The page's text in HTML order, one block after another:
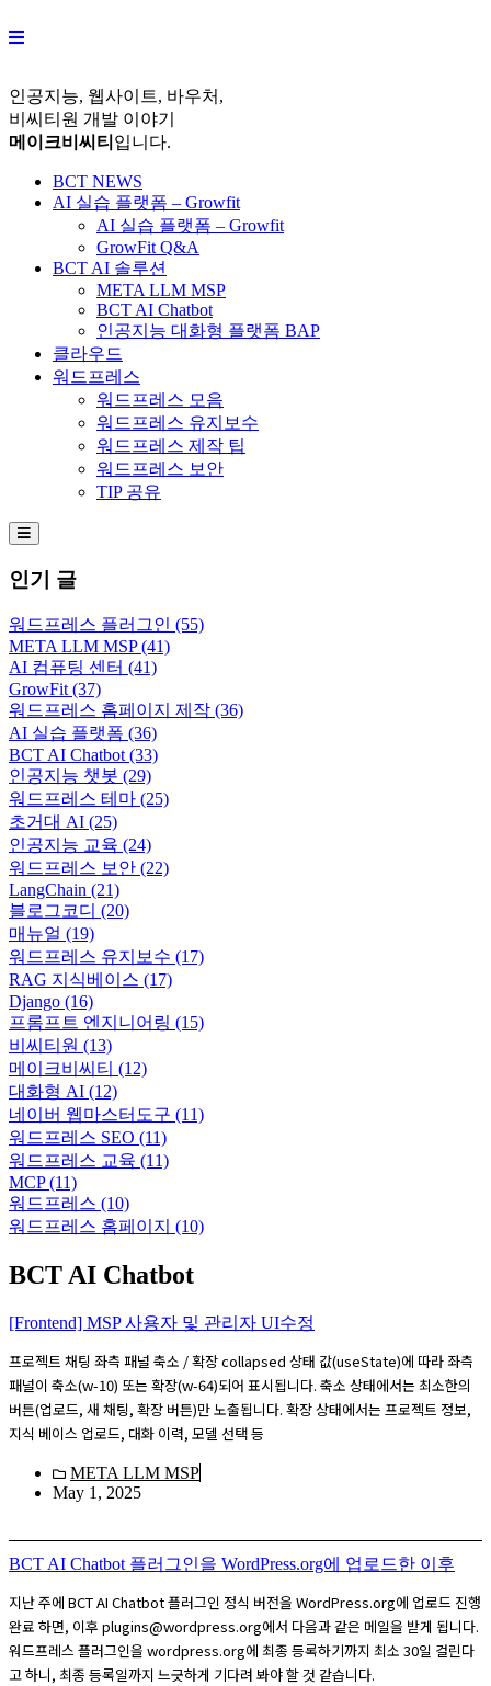
to
인공지능, 웹사이트, 바우처,
비씨티원 개발 이야기
메이크비씨티 입니다.
BCT NEWS
AI 실습 플랫폼 – Growfit
AI 실습 플랫폼 – Growfit
GrowFit Q&A
BCT AI 솔루션
META LLM MSP
BCT AI Chatbot
인공지능 대화형 플랫폼 BAP
클라우드
워드프레스
워드프레스 모음
워드프레스 유지보수
워드프레스 제작 팁
워드프레스 보안
TIP 공유
Hamburger Toggle Menu
인기 글
워드프레스 플러그인 (55)
META LLM MSP(41)
AI 컴퓨팅 센터 (41)
GrowFit(37)
워드프레스 홈페이지 제작 (36)
AI 실습 플랫폼 (36)
BCT AI Chatbot(33)
인공지능 챗봇 (29)
워드프레스 테마 (25)
초거대 AI (25)
인공지능 교육 (24)
워드프레스 보안 (22)
LangChain (21)
블로그코디 (20)
매뉴얼 (19)
워드프레스 유지보수 (17)
RAG 지식베이스 (17)
Django (16)
프롬프트 엔지니어링 (15)
비씨티원 (13)
메이크비씨티 (12)
대화형 AI (12)
네이버 웹마스터도구 (11)
워드프레스 SEO (11)
워드프레스 교육 (11)
MCP(11)
워드프레스 (10)
워드프레스 홈페이지 (10)
BCT AI Chatbot
[Frontend] MSP 사용자 및 관리자 UI수정
프로젝트 채팅 좌측 패널 축소 / 확장 collapsed 상태 값(useState)에 따라 좌측
패널이 축소(w-10) 또는 확장(w-64)되어 표시됩니다. 축소 상태에서는 최소한의
버튼(업로드, 새 채팅, 확장 버튼)만 노출됩니다. 확장 상태에서는 프로젝트 정보,
지식 베이스 업로드, 대화 이력, 모델 선택 등
META LLM MSP
May 1, 2025
BCT AI Chatbot 플러그인을 WordPress.org에 업로드한 이후
지난 주에 BCT AI Chatbot 플러그인 정식 버전을 WordPress.org에 업로드 진행
완료 하면, 이후 plugins@wordpress.org에서 다음과 같은 메일을 받게 됩니다.
워드프레스 플러그인을 wordpress.org에 최종 등록하기까지 최소 30일 걸린다
고 하니, 최종 등록일까지 느긋하게 기다려 봐야 할 것 같습니다.